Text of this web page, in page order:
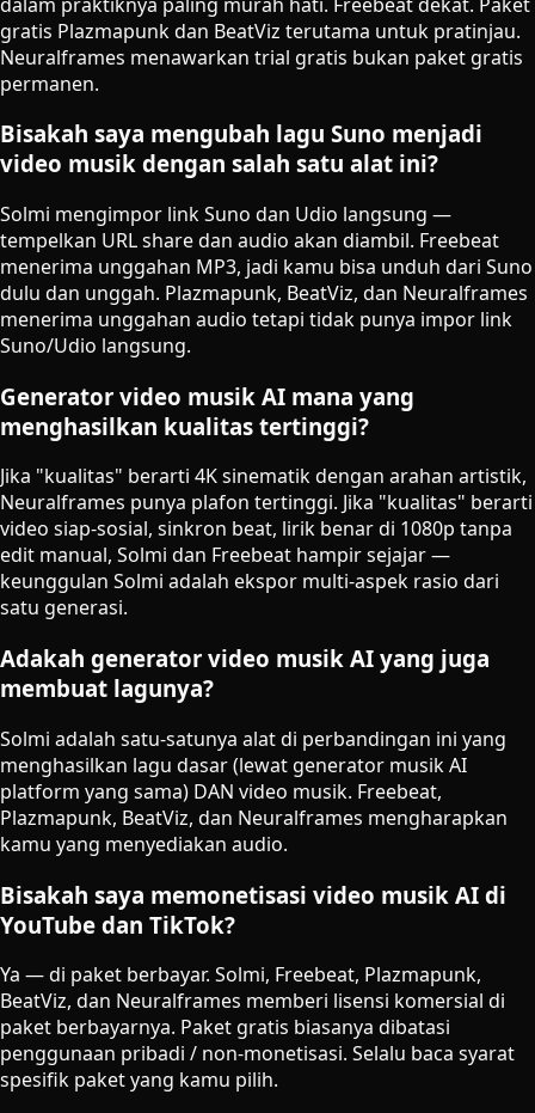
gratis Plazmapunk dan BeatViz terutama untuk pratinjau.
Neuralframes menawarkan trial gratis bukan paket gratis
permanen.
Bisakah saya mengubah lagu Suno menjadi
video musik dengan salah satu alat ini?
Solmi mengimpor link Suno dan Udio langsung —
tempelkan URL share dan audio akan diambil. Freebeat
menerima unggahan MP3, jadi kamu bisa unduh dari Suno
dulu dan unggah. Plazmapunk, BeatViz, dan Neuralframes
menerima unggahan audio tetapi tidak punya impor link
Suno/Udio langsung.
Generator video musik AI mana yang
menghasilkan kualitas tertinggi?
Jika "kualitas" berarti 4K sinematik dengan arahan artistik,
Neuralframes punya plafon tertinggi. Jika "kualitas" berarti
video siap-sosial, sinkron beat, lirik benar di 1080p tanpa
edit manual, Solmi dan Freebeat hampir sejajar —
keunggulan Solmi adalah ekspor multi-aspek rasio dari
satu generasi.
Adakah generator video musik AI yang juga
membuat lagunya?
Solmi adalah satu-satunya alat di perbandingan ini yang
menghasilkan lagu dasar (lewat generator musik AI
platform yang sama) DAN video musik. Freebeat,
Plazmapunk, BeatViz, dan Neuralframes mengharapkan
kamu yang menyediakan audio.
Bisakah saya memonetisasi video musik AI di
YouTube dan TikTok?
Ya — di paket berbayar. Solmi, Freebeat, Plazmapunk,
BeatViz, dan Neuralframes memberi lisensi komersial di
paket berbayarnya. Paket gratis biasanya dibatasi
penggunaan pribadi / non-monetisasi. Selalu baca syarat
spesifik paket yang kamu pilih.